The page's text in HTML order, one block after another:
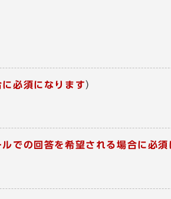
必須になります）
ルでの回答を希望される場合に必須